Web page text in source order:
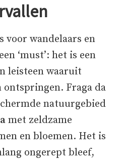
voor wandelaars en
‘must’: het is een
leisteen waaruit
ontspringen. Fraga da
natuurgebied
met zeldzame
en bloemen. Het is
ongerept bleef,